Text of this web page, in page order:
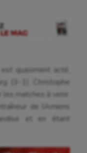
quasiment acté,
(3-1), Christophe
matches à venir.
de l’Amiens
et en étant